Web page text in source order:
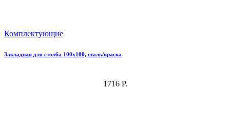
Комплектующие
Закладная для столба 100х100, сталь/краска
1716 Р.